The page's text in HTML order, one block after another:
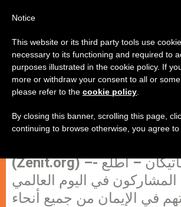
إكليريكيون عراقيون
يؤكدون ثبات إيمانهم
(Zenit.org) –- إذاعة الفاتيكان – أطلع
المشاركون في اليوم العالمي
في الإيمان من جميع أنحاء
Notice
This website or its third party tools use
necessary to its functioning and required to
purposes illustrated in the cookie policy. If
more or withdraw your consent to all or
please refer to the cookie policy
By closing this banner, scrolling this page,
continuing to browse otherwise, you agree to